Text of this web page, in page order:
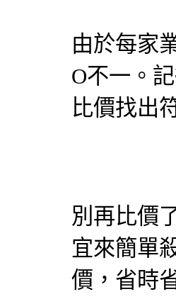
由於每家
O不一。
比價找出
別再比價
宜來簡單
價，省時